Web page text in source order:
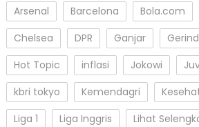
Arsenal Barcelona Bola.com
Chelsea
DPR Ganjar
Hot Topic
inflasi Jokowi
kbri tokyo
Kemendagri
Liga 1
Liga Inggris Lihat